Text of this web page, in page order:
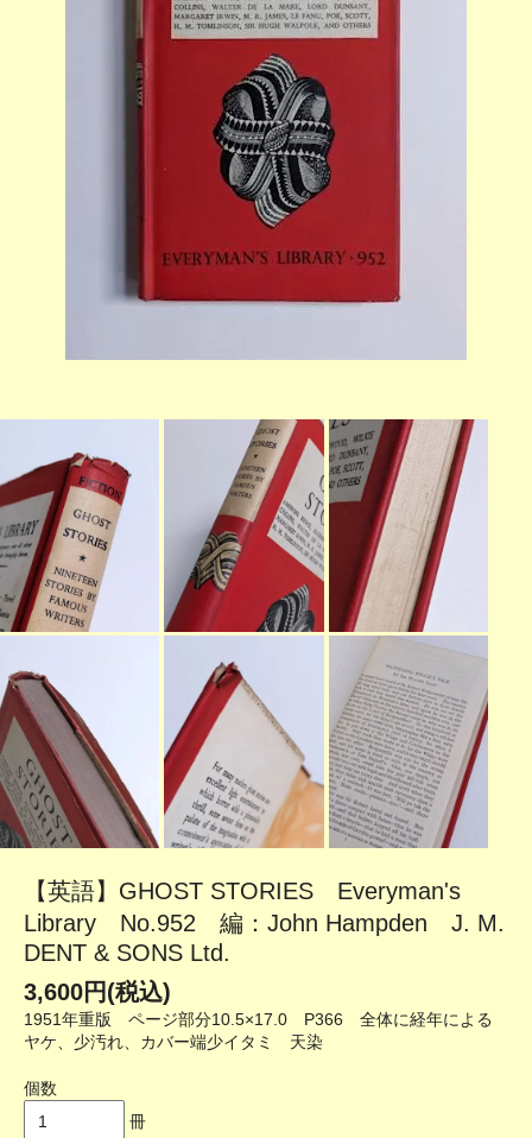
【英語】GHOST STORIES Everyman's
Library No.952 編：John Hampden J. M.
DENT & SONS Ltd.
3,600円(税込)
1951年重版 ページ部分10.5×17.0 P366 全体に経年による
ヤケ、少汚れ、カバー端少イタミ 天染
個数
冊